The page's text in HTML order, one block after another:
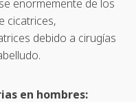
enormemente de los
cicatrices,
debido a cirugías
en hombres: